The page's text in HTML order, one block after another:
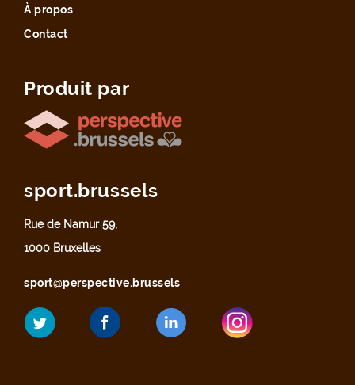
À propos
Contact
Produit par
sport.brussels
Rue de Namur 59,
1000 Bruxelles
sport@perspective.brussels